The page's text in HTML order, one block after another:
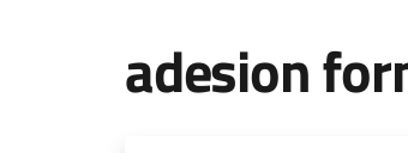
adesion